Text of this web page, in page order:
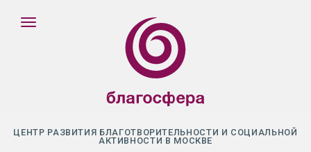
ЦЕНТР РАЗВИТИЯ БЛАГОТВОРИТЕЛЬНОСТИ И СОЦИАЛЬНОЙ
АКТИВНОСТИ В МОСКВЕ